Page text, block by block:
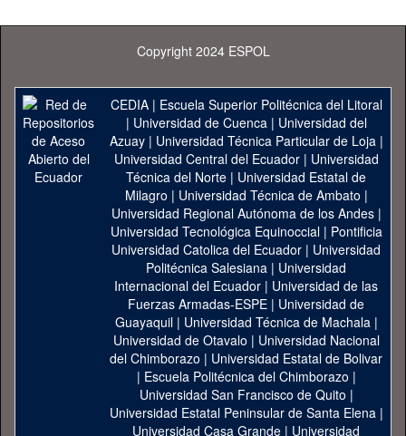
Copyright 2024 ESPOL
CEDIA| Escuela Superior Politécnica del Litoral
| Universidad de Cuenca| Universidad del
Azuay| Universidad Técnica Particular de Loja|
Universidad Central del Ecuador| Universidad
Técnica del Norte | Universidad Estatal de
Milagro | Universidad Técnica de Ambato |
Universidad Regional Autónoma de los Andes|
Universidad Tecnológica Equinoccial| Pontificia
Universidad Catolica del Ecuador | Universidad
Politécnica Salesiana | Universidad
Internacional del Ecuador | Universidad de las
Fuerzas Armadas-ESPE | Universidad de
Guayaquil| Universidad Técnica de Machala|
Universidad de Otavalo | Universidad Nacional
del Chimborazo | Universidad Estatal de Bolivar
| Escuela Politécnica del Chimborazo |
Universidad San Francisco de Quito |
Universidad Estatal Peninsular de Santa Elena|
Universidad Casa Grande | Universidad